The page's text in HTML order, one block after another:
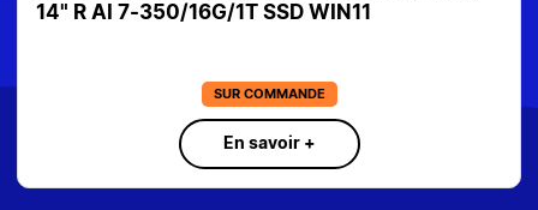
14" R AI 7-350/16G/1T SSD WIN11
SUR COMMANDE
En savoir +